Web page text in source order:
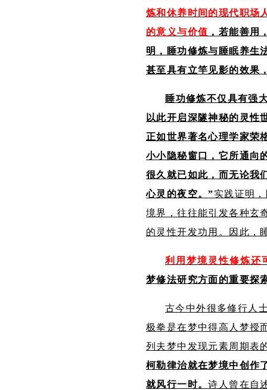
炼和休养时间的现代职场
的意义与价值 ，若能善用
明，睡功修炼与睡眠养生
甚至具有立竿见影的效果
睡功修炼不仅具有强
以此开启深隧神秘的灵性
正如世界著名心理学家荣
小小隐秘窗口，它所通向
很久就已如此，而无论我
心灵的夜空。”实践证明
境界，往往能引发各种玄
的灵性开发功用。因此，
利用梦境灵性修炼还
梦修法研究方面的重要探
古今中外很多修行人
极拳是在梦中得高人梦授
列夫梦中发现元素周期表
柯勒律治就在梦境中创作
就风行一时。诗人曾在自